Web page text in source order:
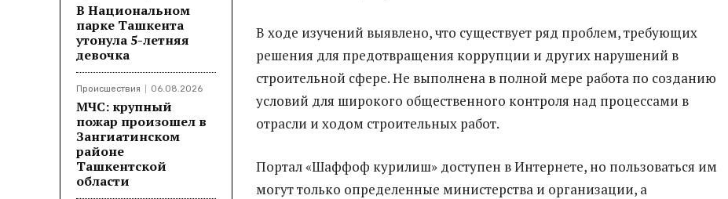
В Национальном
парке Ташкента
утонула 5-летняя
девочка
Происшествия 06.08.2026
МЧС: крупный
пожар произошел в
Зангиатинском
районе
Ташкентской
области
В ходе изучений выявлено, что существует ряд проблем, требующих
решения для предотвращения коррупции и других нарушений в
строительной сфере. Не выполнена в полной мере работа по созданию
условий для широкого общественного контроля над процессами в
отрасли и ходом строительных работ.
Портал «Шаффоф курилиш» доступен в Интернете, но пользоваться им
могут только определенные министерства и организации, а